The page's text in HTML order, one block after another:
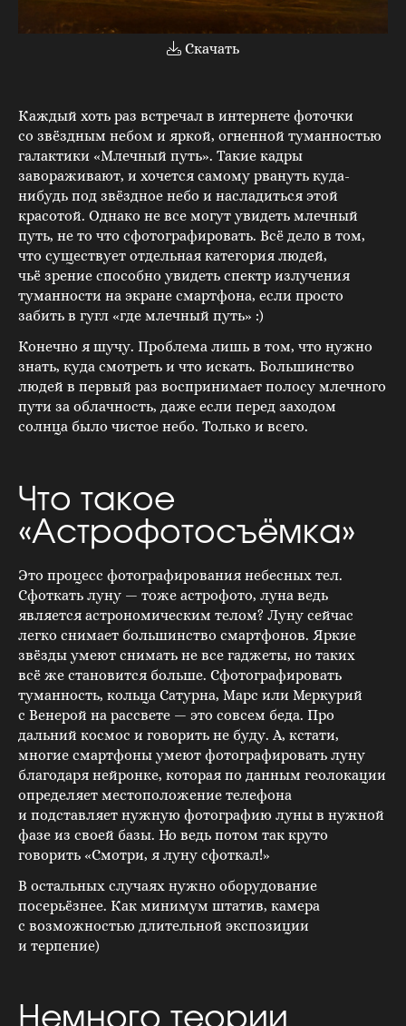
Каждый хоть раз встречал в интернете фоточки
со звёздным небом и яркой, огненной туманностью
галактики «Млечный путь». Такие кадры
завораживают, и хочется самому рвануть куда-
нибудь под звёздное небо и насладиться этой
красотой. Однако не все могут увидеть млечный
путь, не то что сфотографировать. Всё дело в том,
что существует отдельная категория людей,
чьё зрение способно увидеть спектр излучения
туманности на экране смартфона, если просто
забить в гугл «где млечный путь» :)
Конечно я шучу. Проблема лишь в том, что нужно
знать, куда смотреть и что искать. Большинство
людей в первый раз воспринимает полосу млечного
пути за облачность, даже если перед заходом
солнца было чистое небо. Только и всего.
Скачать
Что такое
«Астрофотосъёмка»
Это процесс фотографирования небесных тел.
Сфоткать луну — тоже астрофото, луна ведь
является астрономическим телом? Луну сейчас
легко снимает большинство смартфонов. Яркие
звёзды умеют снимать не все гаджеты, но таких
всё же становится больше. Сфотографировать
туманность, кольца Сатурна, Марс или Меркурий
с Венерой на рассвете — это совсем беда. Про
дальний космос и говорить не буду. А, кстати,
многие смартфоны умеют фотографировать луну
благодаря нейронке, которая по данным геолокации
определяет местоположение телефона
и подставляет нужную фотографию луны в нужной
фазе из своей базы. Но ведь потом так круто
говорить «Смотри, я луну сфоткал!»
В остальных случаях нужно оборудование
посерьёзнее. Как минимум штатив, камера
с возможностью длительной экспозиции
и терпение)
Немного теории